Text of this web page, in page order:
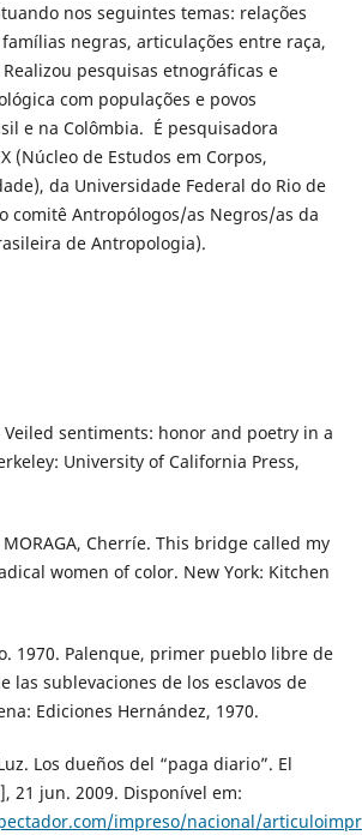
nos seguintes temas: relações
negras, articulações entre raça,
pesquisas etnográficas e
com populações e povos
e na Colômbia. É pesquisadora
(Núcleo de Estudos em Corpos,
da Universidade Federal do Rio de
comitê Antropólogos/as Negros/as da
de Antropologia).
Veiled sentiments: honor and poetry in a
University of California Press,
MORAGA, Cherríe. This bridge called my
women of color. New York: Kitchen
1970. Palenque, primer pueblo libre de
las sublevaciones de los esclavos de
Ediciones Hernández, 1970.
Los dueños del “paga diario”. El
21 jun. 2009. Disponível em:
impreso/nacional/